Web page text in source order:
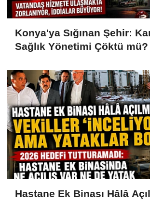
Konya'ya Sığınan Şehir:
Sağlık Yönetimi Çöktü mü?
Hastane Ek Binası Hâlâ